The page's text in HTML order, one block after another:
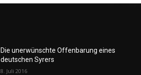
Die unerwünschte Offenbarung eines
deutschen Syrers
8. Juli 2016